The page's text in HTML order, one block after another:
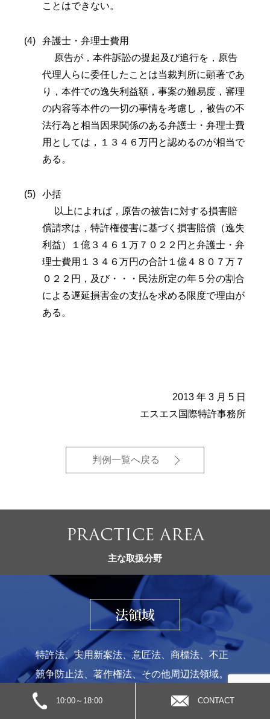
10:00～18:00 CONTACT
ことはできない。
弁護士・弁理士費用
原告が，本件訴訟の提起及び追行を，原告
代理人らに委任したことは当裁判所に顕著であ
り，本件での逸失利益額，事案の難易度，審理
の内容等本件の一切の事情を考慮し，被告の不
法行為と相当因果関係のある弁護士・弁理士費
用としては，１３４６万円と認めるのが相当で
ある。
小括
以上によれば，原告の被告に対する損害賠
償請求は，特許権侵害に基づく損害賠償（逸失
利益）１億３４６１万７０２２円と弁護士・弁
理士費用１３４６万円の合計１億４８０７万７
０２２円，及び・・・民法所定の年５分の割合
による遅延損害金の支払を求める限度で理由が
ある。
2013 年 3 月 5 日
エスエス国際特許事務所
判例一覧へ戻る
PRACTICE AREA
主な取扱分野
法領域
特許法、実用新案法、意匠法、商標法、不正
競争防止法、著作権法、その他周辺法領域。